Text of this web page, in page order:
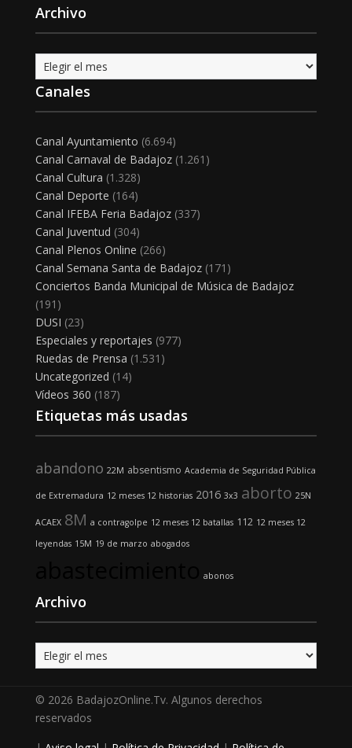
Archivo
Archivo
Canales
Canal Ayuntamiento (6.694)
Canal Carnaval de Badajoz(1.261)
Canal Cultura (1.328)
Canal Deporte (164)
Canal IFEBA Feria Badajoz(337)
Canal Juventud (304)
Canal Plenos Online (266)
Canal Semana Santa de Badajoz(171)
Conciertos Banda Municipal de Música de Badajoz
(191)
DUSI (23)
Especiales y reportajes (977)
Ruedas de Prensa (1.531)
Uncategorized (14)
Vídeos 360 (187)
Etiquetas más usadas
abandono 22M absentismo Academia de Seguridad Pública
de Extremadura 12 meses 12 historias 2016 3x3 aborto 25N
ACAEX 8M a contragolpe 12 meses 12 batallas 112 12 meses 12
leyendas 15M 19 de marzo abogados
abonos
Archivo
Archivo
© 2026 BadajozOnline.Tv. Algunos derechos
reservados